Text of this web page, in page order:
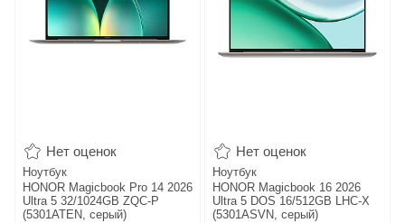
Нет оценок
Ноутбук
HONOR Magicbook Pro 14 2026
Ultra 5 32/1024GB ZQC-P
(5301ATEN, серый)
Нет оценок
Ноутбук
HONOR Magicbook 16 2026
Ultra 5 DOS 16/512GB LHC-X
(5301ASVN, серый)